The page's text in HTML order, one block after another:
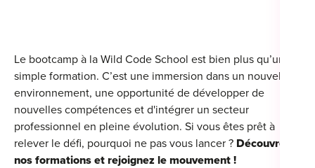
Le bootcamp à la Wild Code School est bien plus qu’une
simple formation. C’est une immersion dans un nouvel
environnement, une opportunité de développer de
nouvelles compétences et d'intégrer un secteur
professionnel en pleine évolution. Si vous êtes prêt à
relever le défi, pourquoi ne pas vous lancer ? Découvrez
nos formations et rejoignez le mouvement !